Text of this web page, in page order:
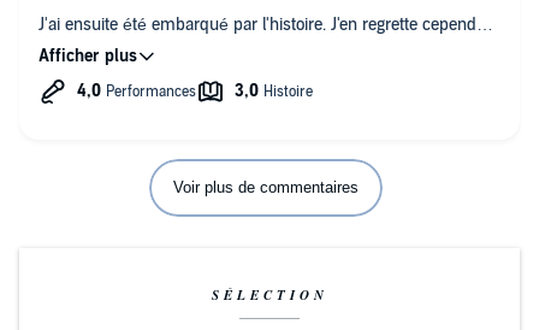
J'ai ensuite été embarqué par l'histoire. J'en regrette cependant
les facilités scénaristiques, particulièrement sur la fin.
Voir plus de commentaires
SÉLECTION